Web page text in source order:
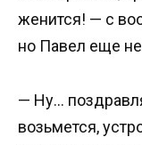
женится! — с
но Павел еще
— Ну…
возьмется,